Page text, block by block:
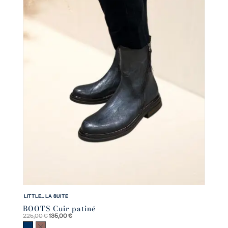
LITTLE… LA SUITE
BOOTS Cuir patiné
225,00€Le
135,00€Le